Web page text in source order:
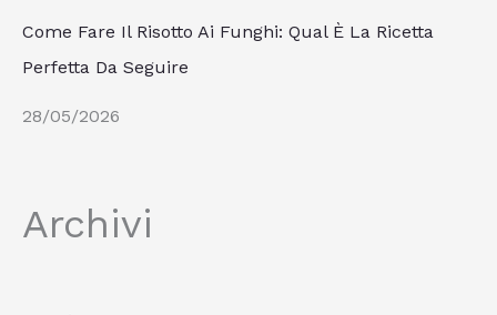
Come Fare Il Risotto Ai Funghi: Qual È La Ricetta
Perfetta Da Seguire
28/05/2026
Archivi